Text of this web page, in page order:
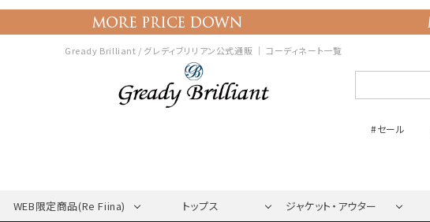
Gready Brilliant / グレディブリリアン公式通販 ｜ コーディネート一覧
#セール
WEB限定商品(Re Fiina) トップス ジャケット・アウター